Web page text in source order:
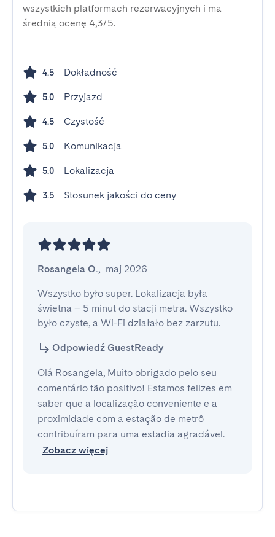
wszystkich platformach rezerwacyjnych i ma
średnią ocenę 4,3/5.
4.5 Dokładność
5.0 Przyjazd
4.5 Czystość
5.0 Komunikacja
5.0 Lokalizacja
3.5 Stosunek jakości do ceny
Rosangela O., maj 2026
Wszystko było super. Lokalizacja była
świetna – 5 minut do stacji metra. Wszystko
było czyste, a Wi-Fi działało bez zarzutu.
Odpowiedź GuestReady
Olá Rosangela, Muito obrigado pelo seu
comentário tão positivo! Estamos felizes em
saber que a localização conveniente e a
proximidade com a estação de metrô
contribuíram para uma estadia agradável.
Zobacz więcej